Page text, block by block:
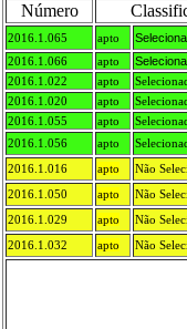
Número
2016.1.065 apto
2016.1.066 apto
2016.1.022 apto
2016.1.020 apto
2016.1.055 apto
2016.1.056 apto
2016.1.016 apto
Não
2016.1.050 apto
Não
2016.1.029 apto
Não
2016.1.032 apto Não